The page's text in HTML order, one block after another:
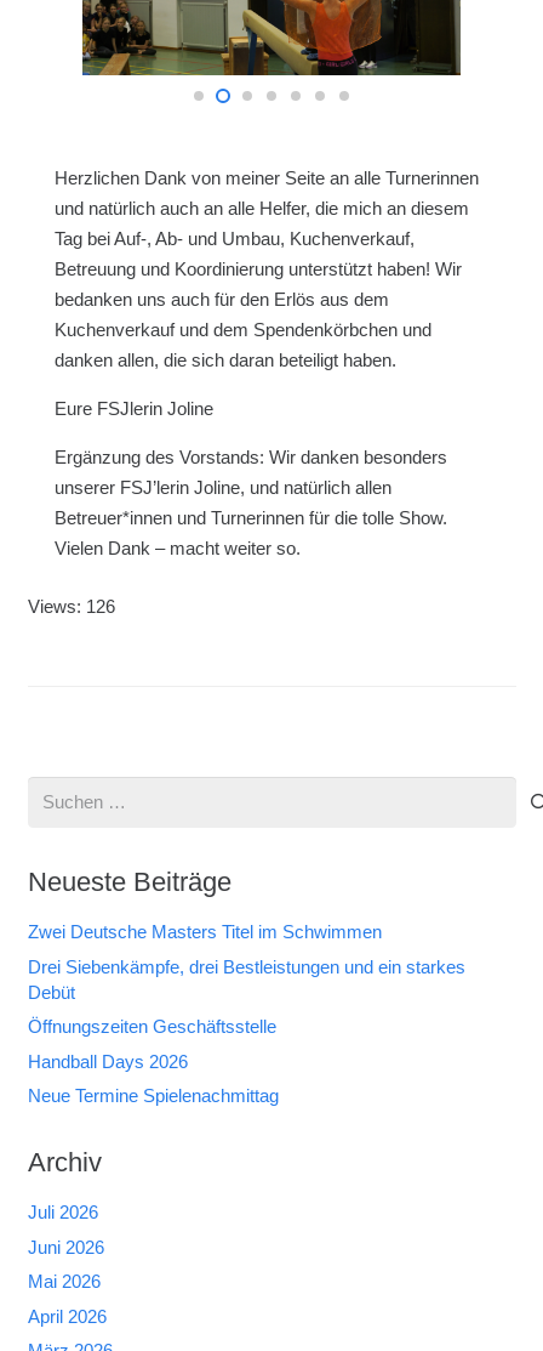
Herzlichen Dank von meiner Seite an alle Turnerinnen
und natürlich auch an alle Helfer, die mich an diesem
Tag bei Auf-, Ab- und Umbau, Kuchenverkauf,
Betreuung und Koordinierung unterstützt haben! Wir
bedanken uns auch für den Erlös aus dem
Kuchenverkauf und dem Spendenkörbchen und
danken allen, die sich daran beteiligt haben.
Eure FSJlerin Joline
Ergänzung des Vorstands: Wir danken besonders
unserer FSJ’lerin Joline, und natürlich allen
Betreuer*innen und Turnerinnen für die tolle Show.
Vielen Dank – macht weiter so.
Views: 126
Suchen
Neueste Beiträge
Zwei Deutsche Masters Titel im Schwimmen
Drei Siebenkämpfe, drei Bestleistungen und ein starkes
Debüt
Öffnungszeiten Geschäftsstelle
Handball Days 2026
Neue Termine Spielenachmittag
Archiv
Juli 2026
Juni 2026
Mai 2026
April 2026